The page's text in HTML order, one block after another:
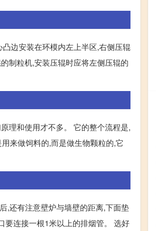
边安装在环模内左上半区,右侧压辊
制粒机,安装压辊时应将左侧压辊的
理和使用才不多。 它的整个流程是,
来做饲料的,而是做生物颗粒的,它
,还有注意壁炉与墙壁的距离,下面垫
要连接一根1米以上的排烟管。 选好